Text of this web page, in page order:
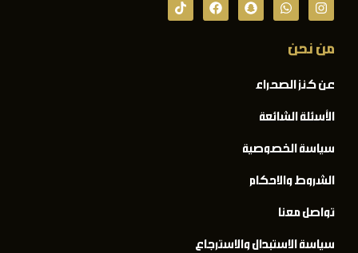
من نحن
عن كنز الصحراء
الأسئلة الشائعة
سياسة الخصوصية
الشروط والاحكام
تواصل معنا
سياسة الاستبدال والاسترجاع